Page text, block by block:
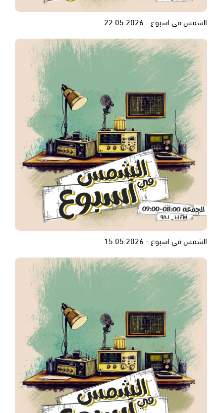
الشمس في اسبوع - 22.05.2026
الشمس في اسبوع - 15.05.2026